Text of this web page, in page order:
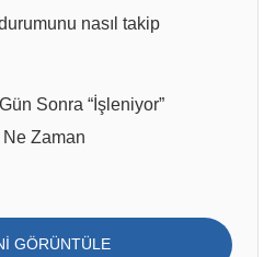
nasıl takip
Sonra “İşleniyor”
Ne Zaman
GÖRÜNTÜLE